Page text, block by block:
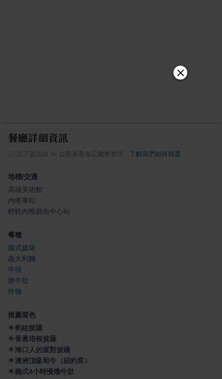
餐廳詳細資訊
以下資訊由 AI 從部落客食記彙整整理 了解我們如何精選
地標/交通
高雄美術館
內惟車站
輕軌內惟藝術中心站
餐種
義式披薩
義大利麵
牛排
燉牛肚
炸物
推薦菜色
🌟豹紋披薩
🌟香蔥培根披薩
🌟海口人的派對披薩
🌟澳洲頂級和牛（紐約客）
🌟義式4小時慢燉牛肚